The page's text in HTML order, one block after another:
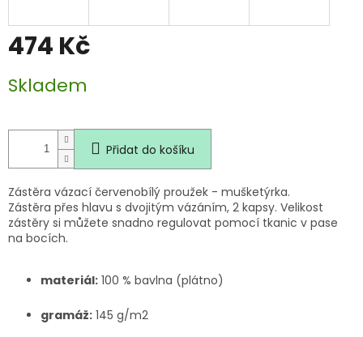
474 Kč
cena:
Skladem
Přidat do košíku
Zástěra vázací červenobílý proužek - mušketýrka.
Zástěra přes hlavu s dvojitým vázáním, 2 kapsy. Velikost
zástěry si můžete snadno regulovat pomocí tkanic v pase
na bocích.
materiál: 100 % bavlna (plátno)
gramáž: 145 g/m2